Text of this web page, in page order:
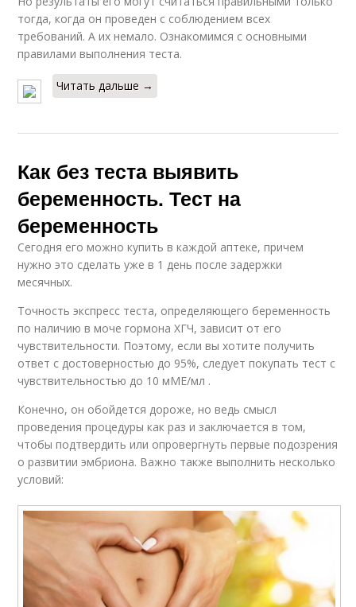
тогда, когда он проведен с соблюдением всех
требований. А их немало. Ознакомимся с основными
правилами выполнения теста.
Читать дальше →
Как без теста выявить
беременность. Тест на
беременность
Сегодня его можно купить в каждой аптеке, причем
нужно это сделать уже в 1 день после задержки
месячных.
Точность экспресс теста, определяющего беременность
по наличию в моче гормона ХГЧ, зависит от его
чувствительности. Поэтому, если вы хотите получить
ответ с достоверностью до 95%, следует покупать тест с
чувствительностью до 10 мМЕ/мл .
Конечно, он обойдется дороже, но ведь смысл
проведения процедуры как раз и заключается в том,
чтобы подтвердить или опровергнуть первые подозрения
о развитии эмбриона. Важно также выполнить несколько
условий: